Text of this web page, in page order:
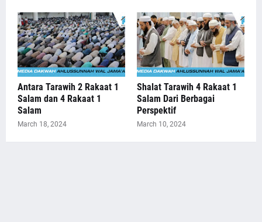
Antara Tarawih 2 Rakaat 1
Salam dan 4 Rakaat 1
Salam
March 18, 2024
Shalat Tarawih 4 Rakaat 1
Salam Dari Berbagai
Perspektif
March 10, 2024